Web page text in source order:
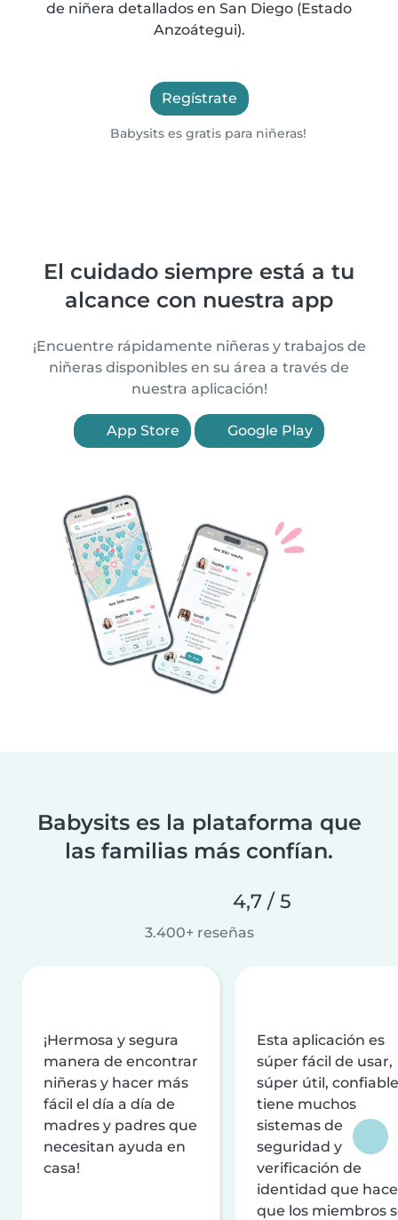
de niñera detallados en San Diego (Estado
Anzoátegui).
Regístrate
Babysits es gratis para niñeras!
El cuidado siempre está a tu
alcance con nuestra app
¡Encuentre rápidamente niñeras y trabajos de
niñeras disponibles en su área a través de
nuestra aplicación!
App Store Google Play
Babysits es la plataforma que
las familias más confían.
4,7 / 5
3.400+ reseñas
¡Hermosa y segura
manera de encontrar
niñeras y hacer más
fácil el día a día de
madres y padres que
necesitan ayuda en
casa!
Esta aplicación es
súper fácil de usar,
súper útil,
tiene muchos
sistemas de
seguridad y
verificación de
identidad que
que los miembros